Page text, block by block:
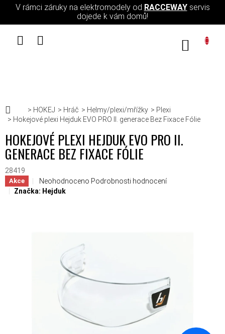
Přejít na obsah
V rámci záruky na elektromodely od RACCEWAYservis
dojede k vám domů!
Domů
HOKEJ Hráč Helmy/plexi/mřížky
Plexi
Hokejové plexi Hejduk EVO PRO II. generace Bez Fixace Fólie
HOKEJOVÉ PLEXI HEJDUK EVO PRO II.
GENERACE BEZ FIXACE FÓLIE
28419
Akce Průměrné hodnocení produktu je 0,0 z 5 hvězdiček.
Neohodnoceno Podrobnosti hodnocení
Značka: Hejduk